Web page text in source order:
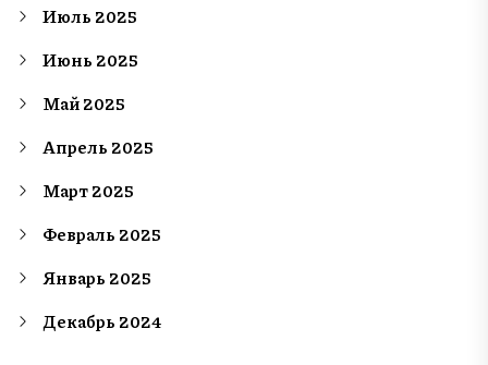
Июль 2025
Июнь 2025
Май 2025
Апрель 2025
Март 2025
Февраль 2025
Январь 2025
Декабрь 2024